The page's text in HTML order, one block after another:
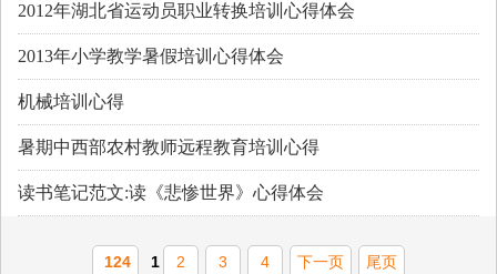
2012年湖北省运动员职业转换培训心得体会
2013年小学教学暑假培训心得体会
机械培训心得
暑期中西部农村教师远程教育培训心得
读书笔记范文:读《悲惨世界》心得体会
124 1 2 3 4 下一页 尾页